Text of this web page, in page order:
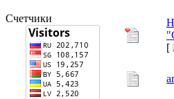
Счетчики
[